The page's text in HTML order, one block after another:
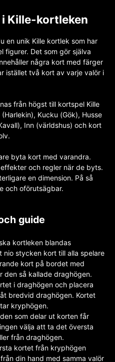
i Kille-kortleken
en unik Kille kortlek som har
figurer. Det som gör själva
några kort med färger
istället två kort av varje valör i
från högst till kortspel Kille
Kucku (Gök), Husse
Inn (världshus) och kort
byta kort med varandra.
och regler när de byts.
en dimension. På så
och oförutsägbar.
guide
kortleken blandas
nio stycken kort till alla spelare
kort på bordet med
den så kallade draghögen.
i draghögen och placera
bredvid draghögen. Kortet
kryphögen.
som delar ut korten får
välja att ta det översta
från draghögen.
kortet från kryphögen
din hand med samma valör